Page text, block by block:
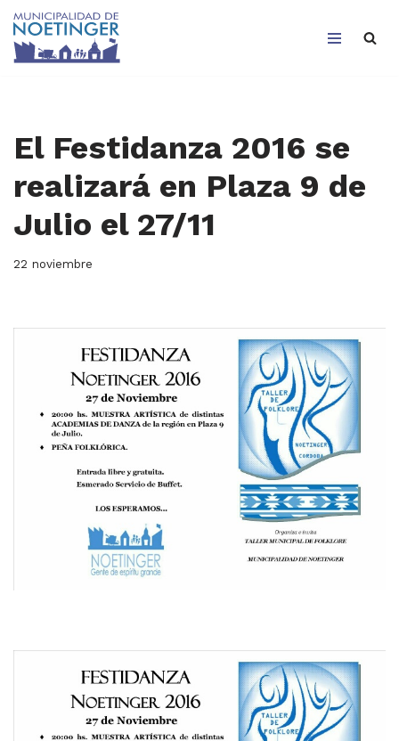
Saltar
El Festidanza 2016 se
realizará en Plaza 9 de
Julio el 27/11
22 noviembre